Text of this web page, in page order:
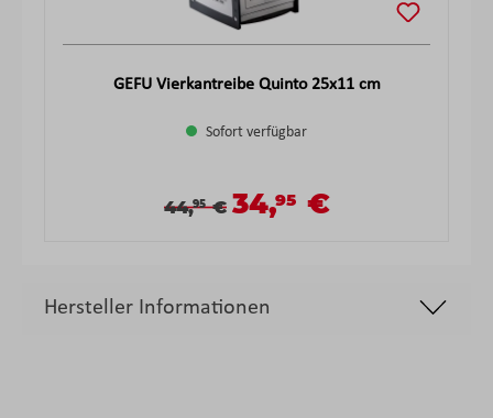
GEFU Vierkantreibe Quinto 25x11 cm
Sofort verfügbar
Verkaufspreis:
Regulärer Preis:
44,95€ Verkaufspreis:
34,95 €
Hersteller Informationen